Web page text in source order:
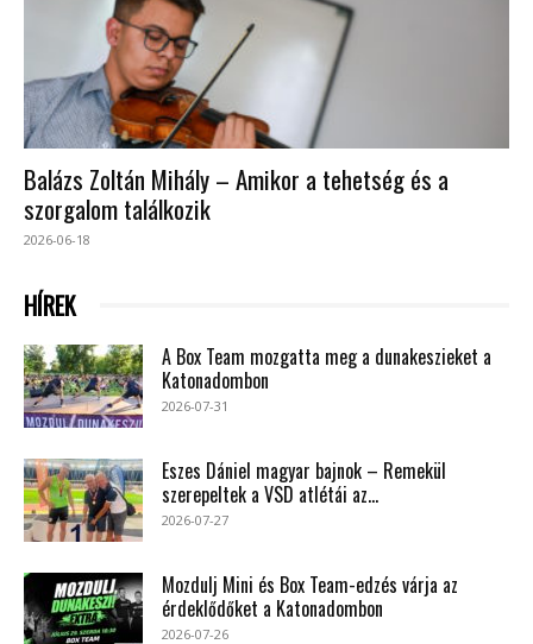
Balázs Zoltán Mihály – Amikor a tehetség és a
szorgalom találkozik
2026-06-18
HÍREK
A Box Team mozgatta meg a dunakeszieket a
Katonadombon
2026-07-31
Eszes Dániel magyar bajnok – Remekül
szerepeltek a VSD atlétái az...
2026-07-27
Mozdulj Mini és Box Team-edzés várja az
érdeklődőket a Katonadombon
2026-07-26